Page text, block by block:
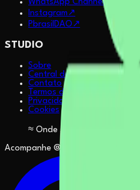
WhatsApp Channel
Instagram ↗
PbrasilDAO ↗
STUDIO
Sobre
Central de Ajuda (FAQ)
Contato
Termos de Uso
Privacidade
Cookies
≈ Onde sua sintonia com
Acompanhe @sapiensinteticos